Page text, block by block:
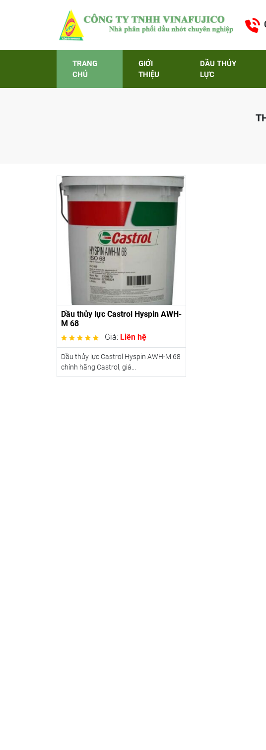
TRANG
CHỦ
GIỚI
THIỆU
DẦU THỦY
LỰC
Dầu thủy lực Castrol Hyspin AWH-
M 68
Giá: Liên hệ
Dầu thủy lực Castrol Hyspin AWH-M 68
chính hãng Castrol, giá...